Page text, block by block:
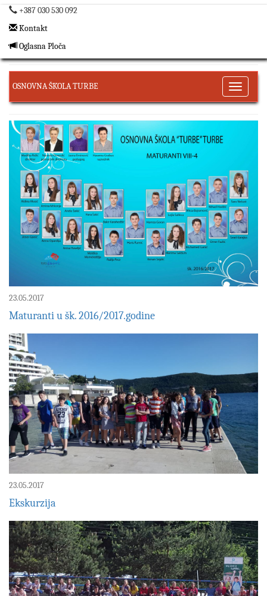
+387 030 530 092
Kontakt
Oglasna Ploča
Toggle
OSNOVNA ŠKOLA TURBE
23.05.2017
Maturanti u šk. 2016/2017.godine
23.05.2017
Ekskurzija